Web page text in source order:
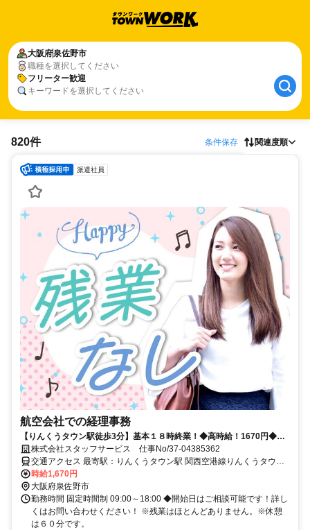
大阪府泉佐野市
職種を選択してください
フリーター歓迎
キーワードを選択してください
820件 条件保存 関連度順
派遣社員
航空会社での経理事務
【りんくうタウン駅徒歩3分】基本１８時終業！◆高時給！1670円◆月
次経理データなど！
株式会社スタッフサービス 仕事No/37-04385362
交通アクセス 最寄駅：りんくうタウン駅 関西空港線りんくうタウン
駅徒歩3分
時給1,670円
大阪府泉佐野市
勤務時間 固定時間制 09:00～18:00 ◆開始日はご相談可能です！詳し
くはお問い合わせください！ ※残業はほとんどありません。※休憩
は６０分です。